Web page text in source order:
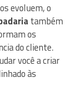
evoluem, o
também
os
do cliente.
você a criar
às